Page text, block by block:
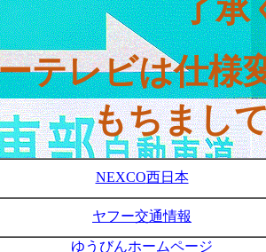
了承
テレビは仕様
もちまし
NEXCO西日本
ヤフー交通情報
ゆうびんホームページ